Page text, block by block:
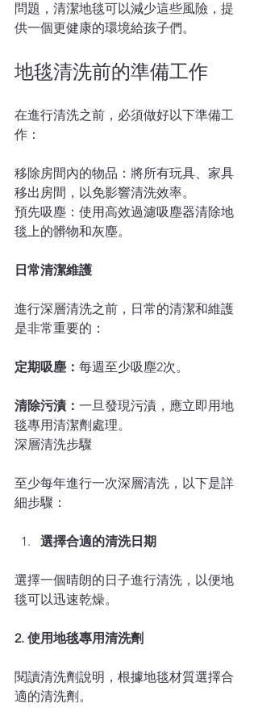
問題，清潔地毯可以減少這些風險，提
供一個更健康的環境給孩子們。
地毯清洗前的準備工作
在進行清洗之前，必須做好以下準備工
作：
移除房間內的物品：將所有玩具、家具
移出房間，以免影響清洗效率。
預先吸塵：使用高效過濾吸塵器清除地
毯上的髒物和灰塵。
日常清潔維護
進行深層清洗之前，日常的清潔和維護
是非常重要的：
定期吸塵： 每週至少吸塵2次。
清除污漬： 一旦發現污漬，應立即用地
毯專用清潔劑處理。
深層清洗步驟
至少每年進行一次深層清洗，以下是詳
細步驟：
選擇合適的清洗日期
選擇一個晴朗的日子進行清洗，以便地
毯可以迅速乾燥。
2. 使用地毯專用清洗劑
閱讀清洗劑說明，根據地毯材質選擇合
適的清洗劑。